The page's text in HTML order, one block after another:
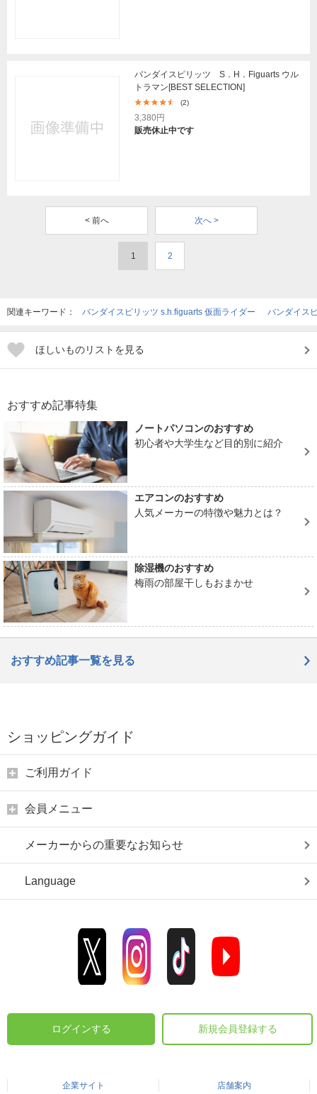
バンダイスピリッツ S．H．Figuarts ウル
トラマン[BEST SELECTION]
(2)
3,380円
販売休止中です
< 前へ 次へ >
1 2
関連キーワード： バンダイスピリッツ s.h.figuarts 仮面ライダー バンダイス
ほしいものリストを見る
おすすめ記事特集
ノートパソコンのおすすめ
初心者や大学生など目的別に紹介
エアコンのおすすめ
人気メーカーの特徴や魅力とは？
除湿機のおすすめ
梅雨の部屋干しもおまかせ
おすすめ記事一覧を見る
ショッピングガイド
ご利用ガイド
会員メニュー
メーカーからの重要なお知らせ
Language
ログインする 新規会員登録する
企業サイト 店舗案内